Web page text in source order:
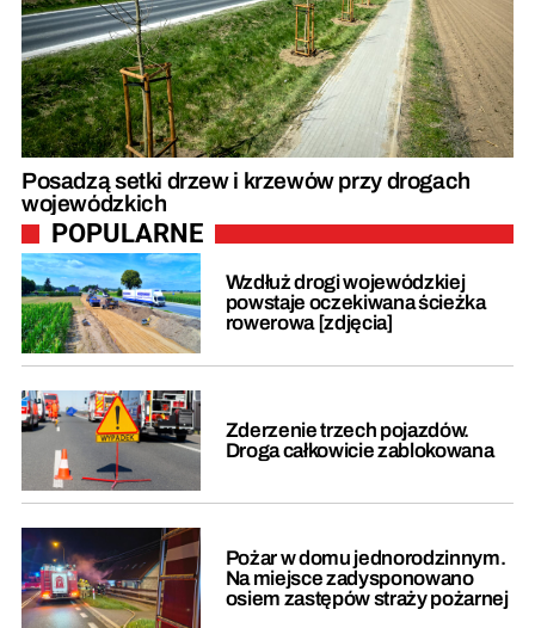
Posadzą setki drzew i krzewów przy drogach
wojewódzkich
POPULARNE
Wzdłuż drogi wojewódzkiej
powstaje oczekiwana ścieżka
rowerowa [zdjęcia]
Zderzenie trzech pojazdów.
Droga całkowicie zablokowana
Pożar w domu jednorodzinnym.
Na miejsce zadysponowano
osiem zastępów straży pożarnej